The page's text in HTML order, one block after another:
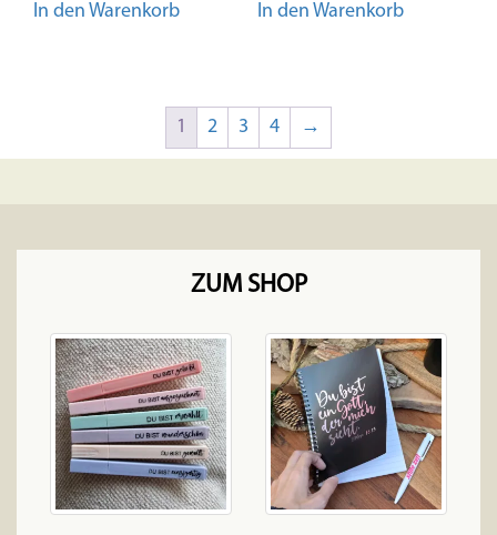
In den Warenkorb In den Warenkorb
1 2 3 4 →
ZUM SHOP